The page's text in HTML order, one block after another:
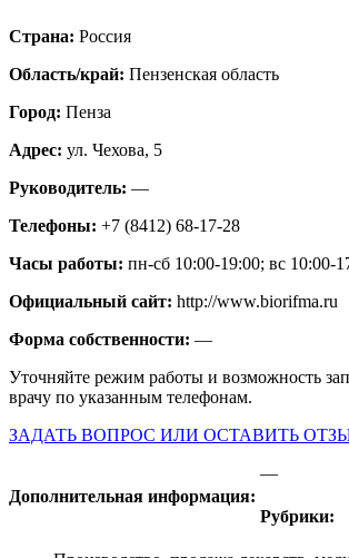
Страна: Россия
Область/край: Пензенская область
Город: Пенза
Адрес: ул. Чехова, 5
Руководитель: —
Телефоны: +7 (8412) 68-17-28
Часы работы: пн-сб 10:00-19:00; вс 10:00-
Официальный сайт: http://www.biorifma.ru
Форма собственности: —
Уточняйте режим работы и возможность
врачу по указанным телефонам.
ЗАДАТЬ ВОПРОС ИЛИ ОСТАВИТЬ
Дополнительная информация:
—
Рубрики: